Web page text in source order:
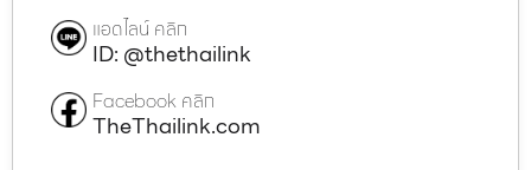
แอดไลน์ คลิก
ID: @thethailink
Facebook คลิก
TheThailink.com